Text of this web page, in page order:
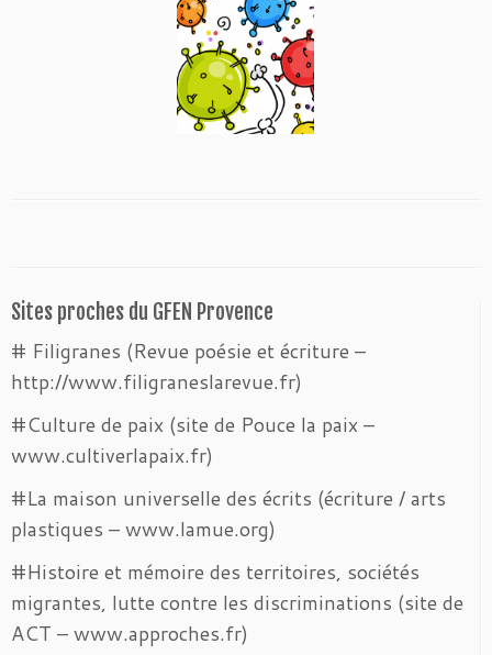
Sites proches du GFEN Provence
# Filigranes (Revue poésie et écriture –
http://www.filigraneslarevue.fr)
#Culture de paix (site de Pouce la paix –
www.cultiverlapaix.fr)
#La maison universelle des écrits (écriture / arts
plastiques – www.lamue.org)
#Histoire et mémoire des territoires, sociétés
migrantes, lutte contre les discriminations (site de
ACT – www.approches.fr)